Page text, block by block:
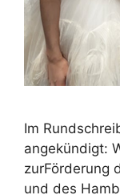
Im
angekündigt:
zurFörderung
und des